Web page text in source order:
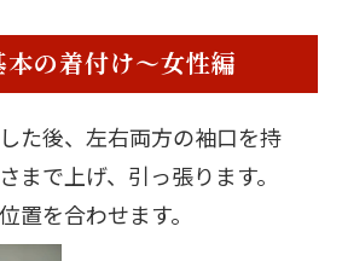
本の着付け～女性編
た後、左右両方の袖口を持
まで上げ、引っ張ります。
置を合わせます。